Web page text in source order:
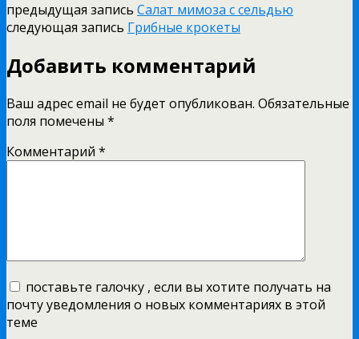
предыдущая запись Салат мимоза с сельдью
следующая запись Грибные крокеты
Добавить комментарий
Ваш адрес email не будет опубликован. Обязательные
поля помечены *
Комментарий *
поставьте галочку , если вы хотите получать на
почту уведомления о новых комментариях в этой
теме